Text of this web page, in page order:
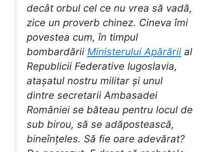
decât orbul cel ce nu vrea să vadă,
zice un proverb chinez. Cineva îmi
povestea cum, în timpul
bombardării Ministerului Apărării al
Republicii Federative Iugoslavia,
atașatul nostru militar și unul
dintre secretarii Ambasadei
României se băteau pentru locul de
sub birou, să se adăpostească,
bineînțeles. Să fie oare adevărat?